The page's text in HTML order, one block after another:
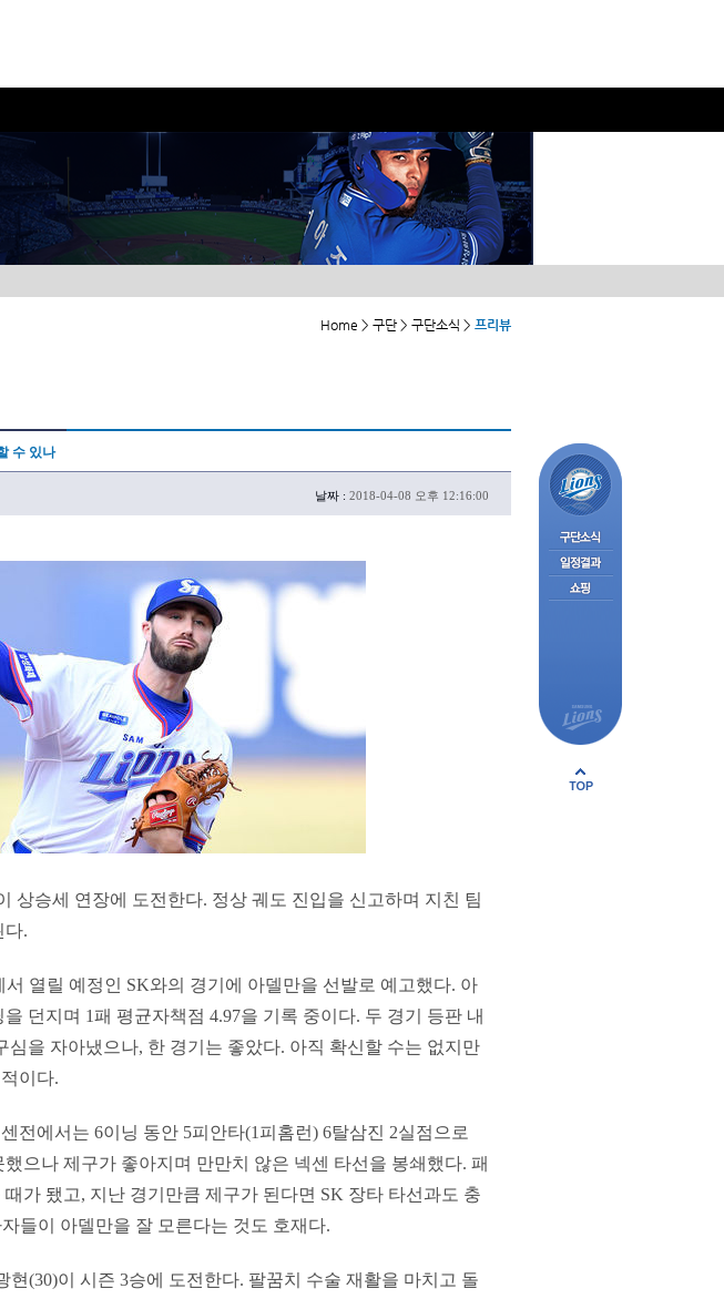
Home > 구단 > 구단소식 > 프리뷰
수 있나
날짜 : 2018-04-08 오후 12:16:00
상승세 연장에 도전한다. 정상 궤도 진입을 신고하며 지친 팀
다.
열릴 예정인 SK와의 경기에 아델만을 선발로 예고했다. 아
던지며 1패 평균자책점 4.97을 기록 중이다. 두 경기 등판 내
심을 자아냈으나, 한 경기는 좋았다. 아직 확신할 수는 없지만
이다.
전에서는 6이닝 동안 5피안타(1피홈런) 6탈삼진 2실점으로
으나 제구가 좋아지며 만만치 않은 넥센 타선을 봉쇄했다. 패
가 됐고, 지난 경기만큼 제구가 된다면 SK 장타 타선과도 충
들이 아델만을 잘 모른다는 것도 호재다.
현(30)이 시즌 3승에 도전한다. 팔꿈치 수술 재활을 마치고 돌